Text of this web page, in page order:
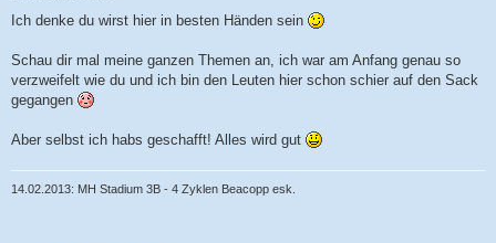
e
i
r
a
g
Ich denke du wirst hier in besten Händen sein
Schau dir mal meine ganzen Themen an, ich war am Anfang genau so
verzweifelt wie du und ich bin den Leuten hier schon schier auf den Sack
gegangen
Aber selbst ich habs geschafft! Alles wird gut
14.02.2013: MH Stadium 3B - 4 Zyklen Beacopp esk.